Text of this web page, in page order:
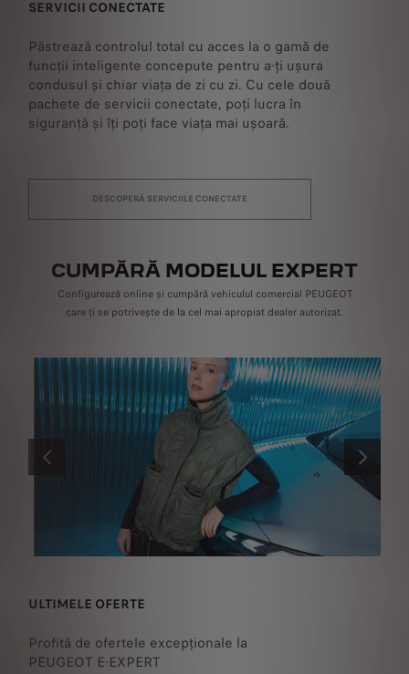
SERVICII CONECTATE
Păstrează controlul total cu acces la o gamă de
funcții inteligente concepute pentru a-ți ușura
condusul și chiar viața de zi cu zi. Cu cele două
pachete de servicii conectate, poți lucra în
siguranță și îți poți face viața mai ușoară.
DESCOPERĂ SERVICIILE CONECTATE
CUMPĂRĂ MODELUL EXPERT
Configurează online și cumpără vehiculul comercial PEUGEOT
care ți se potrivește de la cel mai apropiat dealer autorizat.
ANTERIOR
ULTIMELE OFERTE
Profită de ofertele excepționale la
PEUGEOT E-EXPERT